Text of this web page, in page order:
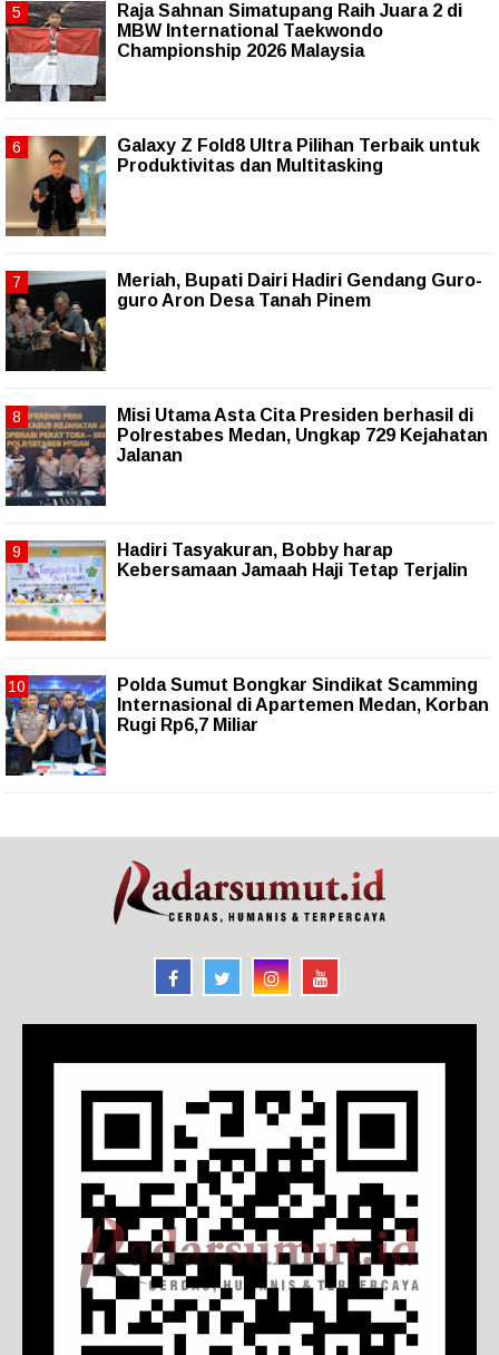
Raja Sahnan Simatupang Raih Juara 2 di
MBW International Taekwondo
Championship 2026 Malaysia
Galaxy Z Fold8 Ultra Pilihan Terbaik untuk
Produktivitas dan Multitasking
Meriah, Bupati Dairi Hadiri Gendang Guro-
guro Aron Desa Tanah Pinem
Misi Utama Asta Cita Presiden berhasil di
Polrestabes Medan, Ungkap 729 Kejahatan
Jalanan
Hadiri Tasyakuran, Bobby harap
Kebersamaan Jamaah Haji Tetap Terjalin
Polda Sumut Bongkar Sindikat Scamming
Internasional di Apartemen Medan, Korban
Rugi Rp6,7 Miliar